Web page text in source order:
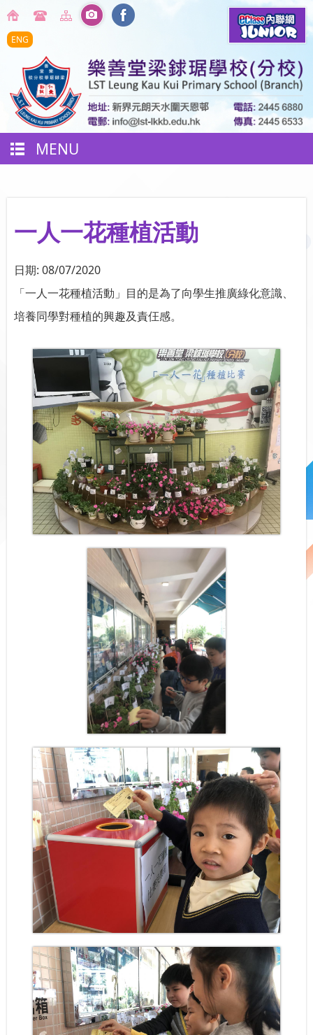
ENG
MENU
一人一花種植活動
日期: 08/07/2020
「一人一花種植活動」目的是為了向學生推廣綠化意識、
培養同學對種植的興趣及責仼感。